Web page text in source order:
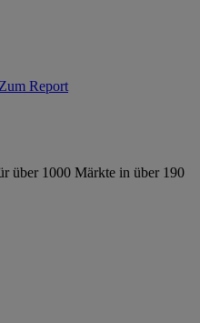
Zum Report
über 1000 Märkte in über 190